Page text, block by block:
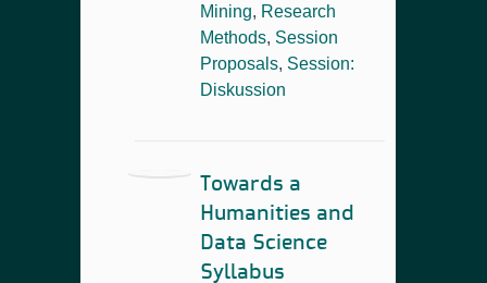
Mining, Research
Methods, Session
Proposals, Session:
Diskussion
Towards a
Humanities and
Data Science
Syllabus